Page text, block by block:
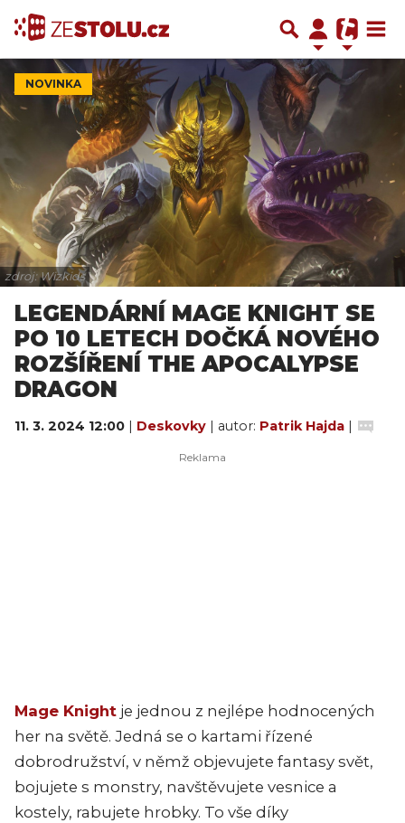
NOVINKA
zdroj: Wizkids
LEGENDÁRNÍ MAGE KNIGHT SE
PO 10 LETECH DOČKÁ NOVÉHO
ROZŠÍŘENÍ THE APOCALYPSE
DRAGON
11. 3. 2024 12:00 | Deskovky | autor: Patrik Hajda |
Mage Knight je jednou z nejlépe hodnocených
her na světě. Jedná se o kartami řízené
dobrodružství, v němž objevujete fantasy svět,
bojujete s monstry, navštěvujete vesnice a
kostely, rabujete hrobky. To vše díky